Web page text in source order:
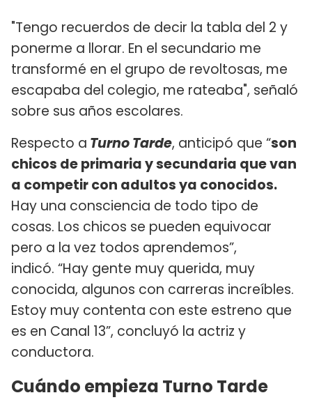
"Tengo recuerdos de decir la tabla del 2 y
ponerme a llorar. En el secundario me
transformé en el grupo de revoltosas, me
escapaba del colegio, me rateaba", señaló
sobre sus años escolares.
Respecto a Turno Tarde, anticipó que “son
chicos de primaria y secundaria que van
a competir con adultos ya conocidos.
Hay una consciencia de todo tipo de
cosas. Los chicos se pueden equivocar
pero a la vez todos aprendemos”,
indicó. “Hay gente muy querida, muy
conocida, algunos con carreras increíbles.
Estoy muy contenta con este estreno que
es en Canal 13”, concluyó la actriz y
conductora.
Cuándo empieza Turno Tarde